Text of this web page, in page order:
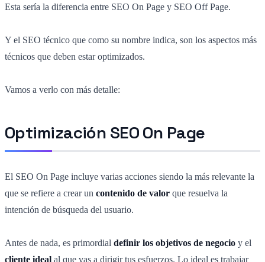
Esta sería la diferencia entre SEO On Page y SEO Off Page.
Y el SEO técnico que como su nombre indica, son los aspectos más
técnicos que deben estar optimizados.
Vamos a verlo con más detalle:
Optimización SEO On Page
El SEO On Page incluye varias acciones siendo la más relevante la
que se refiere a crear un contenido de valor que resuelva la
intención de búsqueda del usuario.
Antes de nada, es primordial definir los objetivos de negocio y el
cliente ideal al que vas a dirigir tus esfuerzos. Lo ideal es trabajar